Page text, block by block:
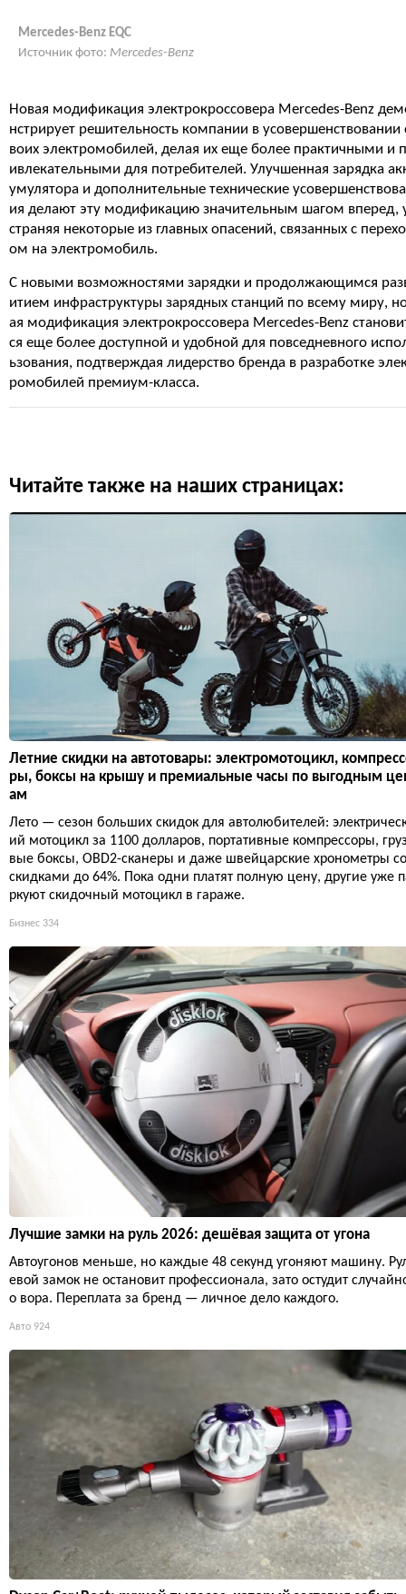
Mercedes-Benz EQC
Источник фото: Mercedes-Benz
Новая модификация электрокроссовера Mercedes-Benz
нстрирует решительность компании в усовершенствовании
воих электромобилей, делая их еще более практичными и
ивлекательными для потребителей. Улучшенная зарядка
умулятора и дополнительные технические
ия делают эту модификацию значительным шагом вперед,
страняя некоторые из главных опасений, связанных с
ом на электромобиль.
С новыми возможностями зарядки и продолжающимся
итием инфраструктуры зарядных станций по всему миру,
ая модификация электрокроссовера Mercedes-Benz
ся еще более доступной и удобной для повседневного
ьзования, подтверждая лидерство бренда в разработке
ромобилей премиум-класса.
Читайте также на наших страницах:
Летние скидки на автотовары: электромотоцикл,
ры, боксы на крышу и премиальные часы по выгодным
ам
Лето — сезон больших скидок для автолюбителей:
ий мотоцикл за 1100 долларов, портативные компрессоры,
вые боксы, OBD2-сканеры и даже швейцарские хронометры со
скидками до 64%. Пока одни платят полную цену, другие уже
ркуют скидочный мотоцикл в гараже.
Бизнес 334
Лучшие замки на руль 2026: дешёвая защита от угона
Автоугонов меньше, но каждые 48 секунд угоняют машину.
евой замок не остановит профессионала, зато остудит
о вора. Переплата за бренд — личное дело каждого.
Авто 924